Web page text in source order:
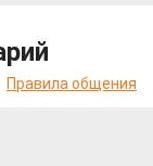
Правила общения